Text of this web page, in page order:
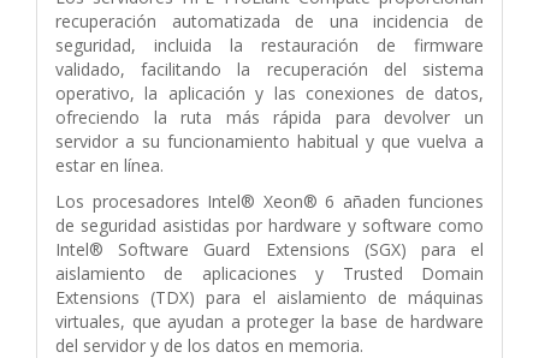
recuperación automatizada de una incidencia de
seguridad, incluida la restauración de firmware
validado, facilitando la recuperación del sistema
operativo, la aplicación y las conexiones de datos,
ofreciendo la ruta más rápida para devolver un
servidor a su funcionamiento habitual y que vuelva a
estar en línea.
Los procesadores Intel® Xeon® 6 añaden funciones
de seguridad asistidas por hardware y software como
Intel® Software Guard Extensions (SGX) para el
aislamiento de aplicaciones y Trusted Domain
Extensions (TDX) para el aislamiento de máquinas
virtuales, que ayudan a proteger la base de hardware
del servidor y de los datos en memoria.